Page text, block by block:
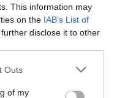
This information may
on the IAB’s List of
disclose it to other
Outs
of my
l’albume e poi
il composto